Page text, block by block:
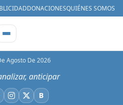
DONACIONESQUIÉNES SOMOS
Agosto De 2026
anticipar
Instagram
X BBluesky